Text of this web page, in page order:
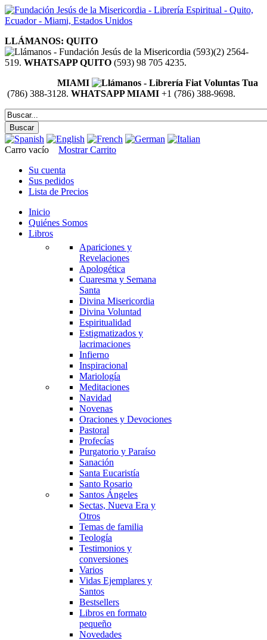
LLÁMANOS: QUITO
(593)(2) 2564-
519. WHATSAPP QUITO (593) 98 705 4235.
MIAMI
(786) 388-3128. WHATSAPP MIAMI +1 (786) 388-9698.
Carro vacío
Mostrar Carrito
Su cuenta
Sus pedidos
Lista de Precios
Inicio
Quiénes Somos
Libros
Apariciones y
Revelaciones
Apologética
Cuaresma y Semana
Santa
Divina Misericordia
Divina Voluntad
Espiritualidad
Estigmatizados y
lacrimaciones
Infierno
Inspiracional
Mariología
Meditaciones
Navidad
Novenas
Oraciones y Devociones
Pastoral
Profecías
Purgatorio y Paraíso
Sanación
Santa Eucaristía
Santo Rosario
Santos Ángeles
Sectas, Nueva Era y
Otros
Temas de familia
Teología
Testimonios y
conversiones
Varios
Vidas Ejemplares y
Santos
Bestsellers
Libros en formato
pequeño
Novedades